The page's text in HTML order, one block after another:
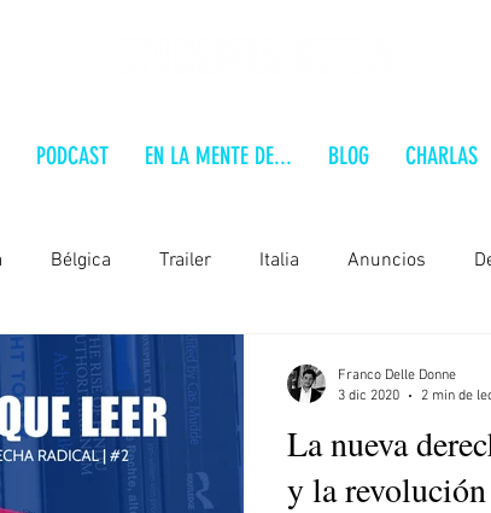
PODCAST EN LA MENTE DE... BLOG CHARLAS
Bélgica Trailer Italia Anuncios
Alemania Brasil
fondo Serbia Audio-Análisis Formación
La nueva
y la
Franco Delle Donne
3 dic 2020
2 min de